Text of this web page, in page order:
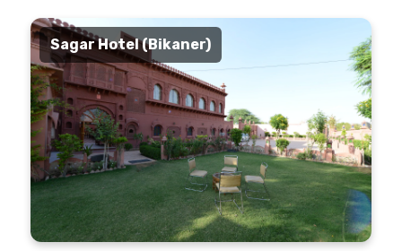
Sagar Hotel (Bikaner)